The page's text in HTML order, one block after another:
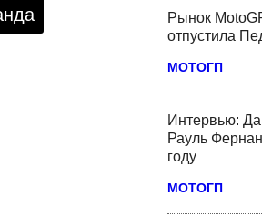
Рынок
отпустила
МОТОГП
Интервью:
Рауль
году
МОТОГП